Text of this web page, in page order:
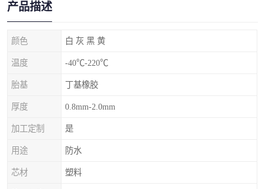
产品描述
颜色 白 灰 黑 黄
温度 -40℃-220℃
胎基 丁基橡胶
厚度 0.8mm-2.0mm
加工定制 是
用途 防水
芯材 塑料